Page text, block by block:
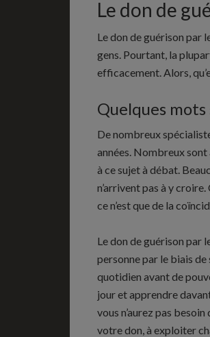
Le don de
Le don de guérison par
gens. Pourtant, la
efficacement. Alors,
Quelques
De nombreux
années. Nombreux sont
à ce sujet à débat.
n’arrivent pas à y
ce n’est que de la
Le don de guérison par
personne par le biais de
quotidien avant de
jour et apprendre
vous n’aurez pas
votre don, à exploiter